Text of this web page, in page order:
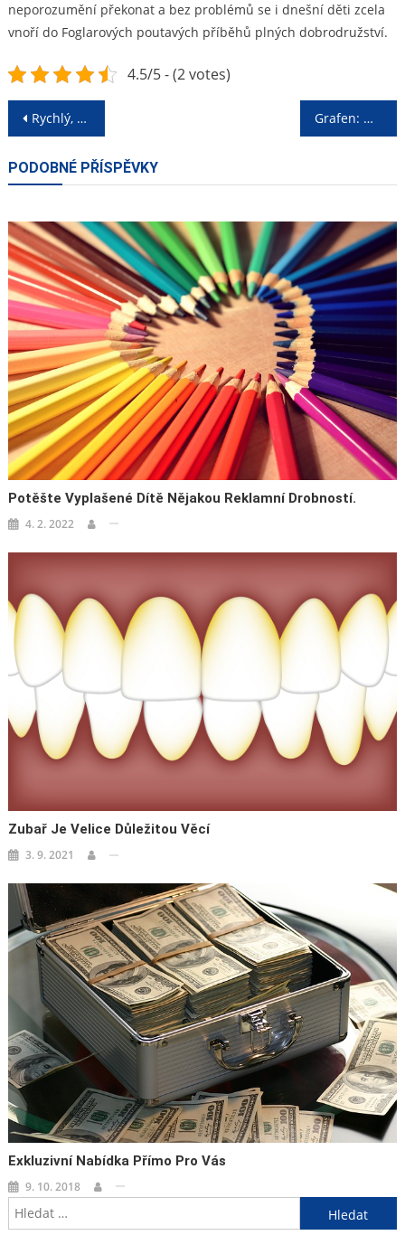
neporozumění překonat a bez problémů se i dnešní děti zcela
vnoří do Foglarových poutavých příběhů plných dobrodružství.
4.5/5 - (2 votes)
Navigace
příspěvek
Rychlý, ale pečlivý úklid Grafen: materiál budoucnosti
PODOBNÉ PŘÍSPĚVKY
Potěšte Vyplašené Dítě Nějakou Reklamní Drobností.
4. 2. 2022
Zubař Je Velice Důležitou Věcí
3. 9. 2021
Exkluzivní Nabídka Přímo Pro Vás
9. 10. 2018
Vyhledávání